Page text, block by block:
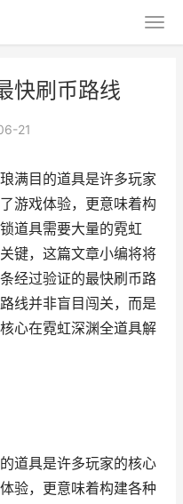
快刷币路线
21
满目的道具是许多玩家
游戏体验，更意味着构
道具需要大量的霓虹
键，这篇文章小编将将
经过验证的最快刷币路
线并非盲目闯关，而是
心在霓虹深渊全道具解
道具是许多玩家的核心
验，更意味着构建各种